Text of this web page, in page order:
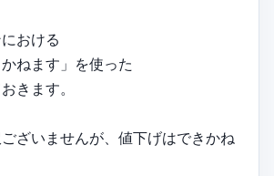
おける
かねます」を使った
きます。
ございませんが、値下げはできかね